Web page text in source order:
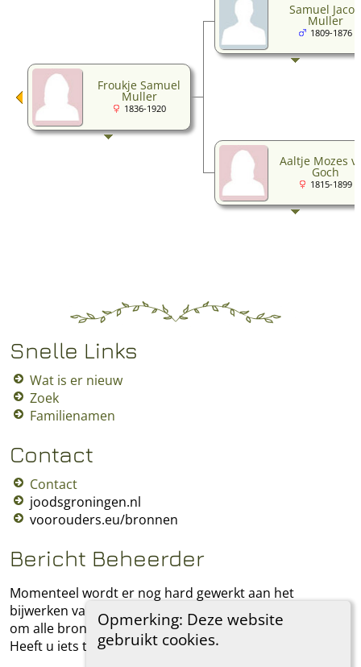
Opmerking: Deze website
gebruikt cookies.
Froukje Samuel
Muller
1836-1920
Samuel Jacob
Muller
1809-1876
Aaltje Mozes
Goch
1815-1899
Snelle Links
Wat is er nieuw
Zoek
Familienamen
Contact
Contact
joodsgroningen.nl
voorouders.eu/bronnen
Bericht Beheerder
Momenteel wordt er nog hard gewerkt aan het
bijwerken van alle verouderde bronnen. Ik streef ernaar
om alle bronnen in deze stamboom te documenteren.
Heeft u iets toe te voegen, laat het mij dan weten.